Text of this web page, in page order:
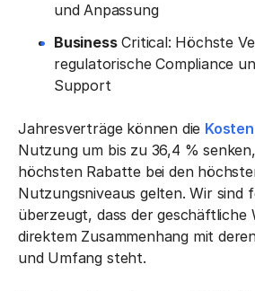
und Anpassung
BusinessCritical: Höchste
regulatorische Compliance
Support
Jahresverträge können die Kosten
Nutzung um bis zu 36,4 %
höchsten Rabatte bei den
Nutzungsniveaus gelten. Wir sind
überzeugt, dass der geschäftliche
direktem Zusammenhang mit
und Umfang steht.